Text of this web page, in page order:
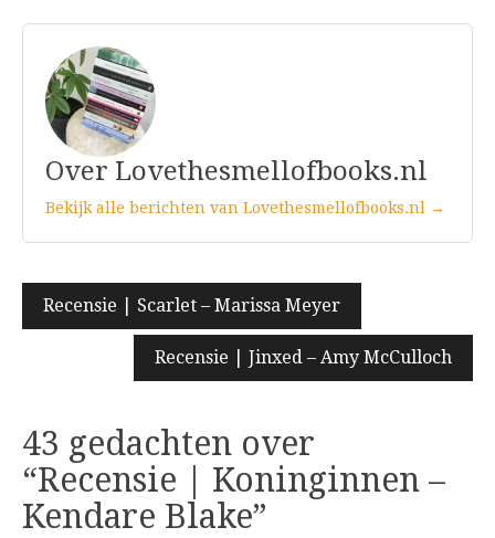
Over Lovethesmellofbooks.nl
Bekijk alle berichten van Lovethesmellofbooks.nl →
Bericht
navigatie
Recensie | Scarlet – Marissa Meyer
Recensie | Jinxed – Amy McCulloch
43 gedachten over
“Recensie | Koninginnen –
Kendare Blake”